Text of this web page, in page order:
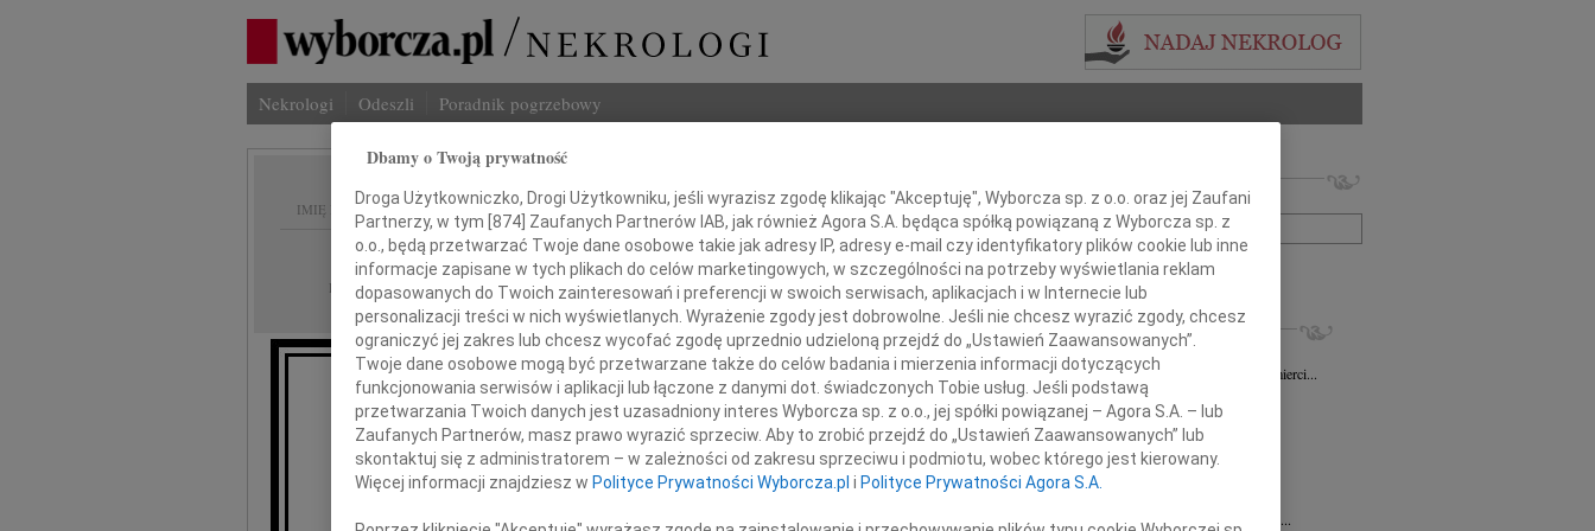
Nekrologi Odeszli Poradnik pogrzebowy
IMIĘ I NAZWISKO:
REGION: Łódź
DATA EMISJI: 31.03.2023
Drogiej Koleżance
dr Lidii Marszał
Imię i nazwisko lub numer ogłoszenia:
+ szukanie zaawansowane
INNE NEKROLOGI
Tadeusz Gapiński 03.08.2026
Z dużym żalem przyjęliśmy wiadomość o śmierci...
31.07.2026Łódź
Wyrazy głębokiego współczucia dla...
29.07.2026
Łódź
Wyrazy współczucia Pani Janinie...
27.07.2026
Pani Joannie Nowińskiej wyrazy głębokiego...
Dbamy o Twoją prywatność
Droga Użytkowniczko, Drogi Użytkowniku, jeśli wyrazisz zgodę klikając "Akceptuję", Wyborcza sp. z o.o. oraz jej Zaufani
Partnerzy, w tym [874] Zaufanych Partnerów IAB, jak również Agora S.A. będąca spółką powiązaną z Wyborcza sp. z
o.o., będą przetwarzać Twoje dane osobowe takie jak adresy IP, adresy e-mail czy identyfikatory plików cookie lub inne
informacje zapisane w tych plikach do celów marketingowych, w szczególności na potrzeby wyświetlania reklam
dopasowanych do Twoich zainteresowań i preferencji w swoich serwisach, aplikacjach i w Internecie lub
personalizacji treści w nich wyświetlanych. Wyrażenie zgody jest dobrowolne. Jeśli nie chcesz wyrazić zgody, chcesz
ograniczyć jej zakres lub chcesz wycofać zgodę uprzednio udzieloną przejdź do „Ustawień Zaawansowanych”.
Twoje dane osobowe mogą być przetwarzane także do celów badania i mierzenia informacji dotyczących
funkcjonowania serwisów i aplikacji lub łączone z danymi dot. świadczonych Tobie usług. Jeśli podstawą
przetwarzania Twoich danych jest uzasadniony interes Wyborcza sp. z o.o., jej spółki powiązanej – Agora S.A. – lub
Zaufanych Partnerów, masz prawo wyrazić sprzeciw. Aby to zrobić przejdź do „Ustawień Zaawansowanych” lub
skontaktuj się z administratorem – w zależności od zakresu sprzeciwu i podmiotu, wobec którego jest kierowany.
Więcej informacji znajdziesz w Polityce Prywatności Wyborcza.pl i Polityce Prywatności Agora S.A.